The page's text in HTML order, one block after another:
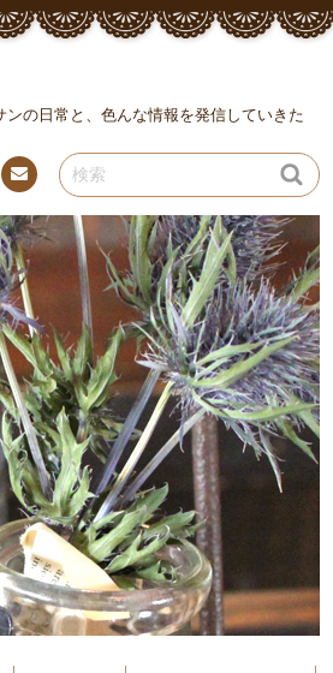
の日常と、色んな情報を発信していきた
先